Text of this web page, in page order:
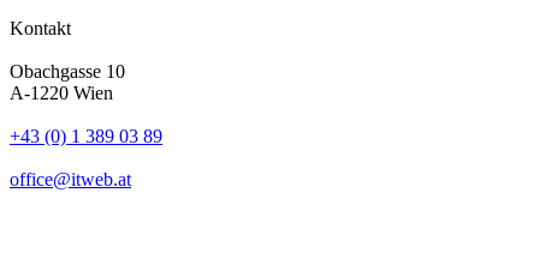
Kontakt
Obachgasse 10
A-1220 Wien
+43 (0) 1 389 03 89
office@itweb.at